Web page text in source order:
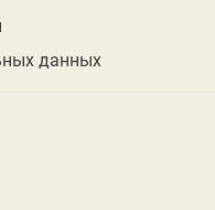
данных